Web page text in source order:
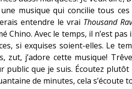
musique qui concilie tous
entendre le vrai Thousand
Chino. Avec le temps, il n’est
si exquises soient-elles. Le
zut, j’adore cette musique!
que je suis. Écoutez
de minutes, cela s’écoute